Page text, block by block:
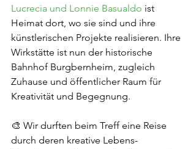
Lucrecia und Lonnie Basualdo ist
Heimat dort, wo sie sind und ihre
künstlerischen Projekte realisieren. Ihre
Wirkstätte ist nun der historische
Bahnhof Burgbernheim, zugleich
Zuhause und öffentlicher Raum für
Kreativität und Begegnung.
🎨 Wir durften beim Treff eine Reise
durch deren kreative Lebens-